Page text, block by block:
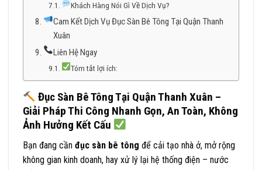
Khách Hàng Nói Gì Về Dịch Vụ?
Cam Kết Dịch Vụ Đục Sàn Bê Tông Tại Quận Thanh
Xuân
Liên Hệ Ngay
Tóm tắt lợi ích:
Đục Sàn Bê Tông Tại Quận Thanh Xuân –
Giải Pháp Thi Công Nhanh Gọn, An Toàn, Không
Ảnh Hưởng Kết Cấu
Bạn đang cần đục sàn bê tông để cải tạo nhà ở, mở rộng
không gian kinh doanh, hay xử lý lại hệ thống điện – nước